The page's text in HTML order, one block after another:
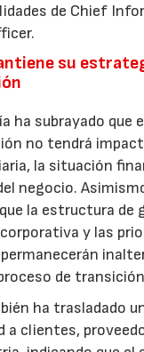
de Chief
su
ha subrayado que
no tendrá
la situación
negocio.
la estructura de
y las
de
ha trasladado
a clientes,